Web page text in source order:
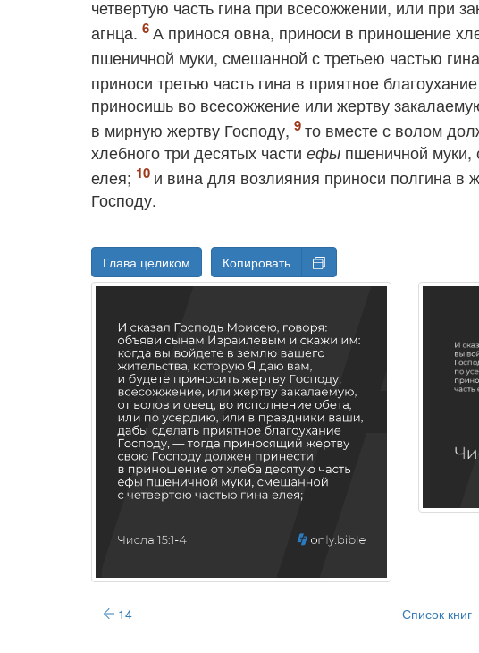
четвертую часть гина при всесожжении, или при
агнца.
А принося овна, приноси в приношение
пшеничной муки, смешанной с третьею частью
приноси третью часть гина в приятное
приносишь во всесожжение или жертву
в мирную жертву Господу,
то вместе с волом
хлебного три десятых части ефы пшеничной
елея;
и вина для возлияния приноси полгина в
Господу.
Глава целиком Копировать
14 Список книг